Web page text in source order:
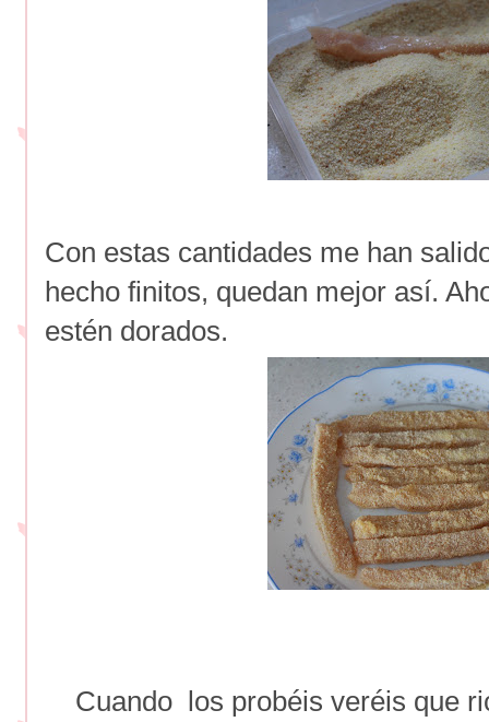
Con estas cantidades me han
hecho finitos, quedan mejor así.
estén dorados.
Cuando los probéis veréis que